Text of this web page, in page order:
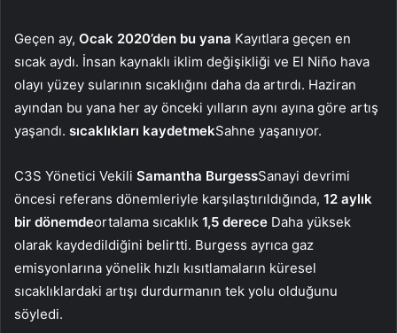
Geçen ay, Ocak 2020’den bu yana Kayıtlara geçen en
sıcak aydı. İnsan kaynaklı iklim değişikliği ve El Niño hava
olayı yüzey sularının sıcaklığını daha da artırdı. Haziran
ayından bu yana her ay önceki yılların aynı ayına göre artış
yaşandı. sıcaklıkları kaydetmekSahne yaşanıyor.
C3S Yönetici Vekili Samantha BurgessSanayi devrimi
öncesi referans dönemleriyle karşılaştırıldığında, 12 aylık
bir dönemdeortalama sıcaklık 1,5 derece Daha yüksek
olarak kaydedildiğini belirtti. Burgess ayrıca gaz
emisyonlarına yönelik hızlı kısıtlamaların küresel
sıcaklıklardaki artışı durdurmanın tek yolu olduğunu
söyledi.